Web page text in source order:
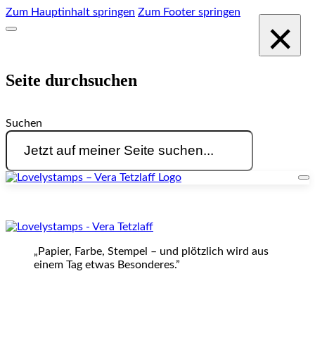
Zum Hauptinhalt springen Zum Footer springen
Seite durchsuchen
Suchen
×
„Papier, Farbe, Stempel – und plötzlich wird aus
einem Tag etwas Besonderes.”